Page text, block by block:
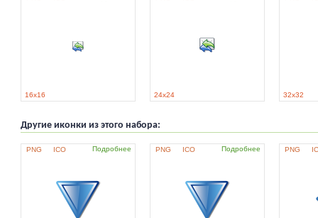
16x16 24x24 32x32
Другие иконки из этого набора:
PNG ICO Подробнее PNG ICO Подробнее PNG